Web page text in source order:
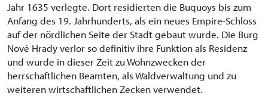
Jahr 1635 verlegte. Dort residierten die Buquoys bis zum
Anfang des 19. Jahrhunderts, als ein neues Empire-Schloss
auf der nördlichen Seite der Stadt gebaut wurde. Die Burg
Nové Hrady verlor so definitiv ihre Funktion als Residenz
und wurde in dieser Zeit zu Wohnzwecken der
herrschaftlichen Beamten, als Waldverwaltung und zu
weiteren wirtschaftlichen Zecken verwendet.